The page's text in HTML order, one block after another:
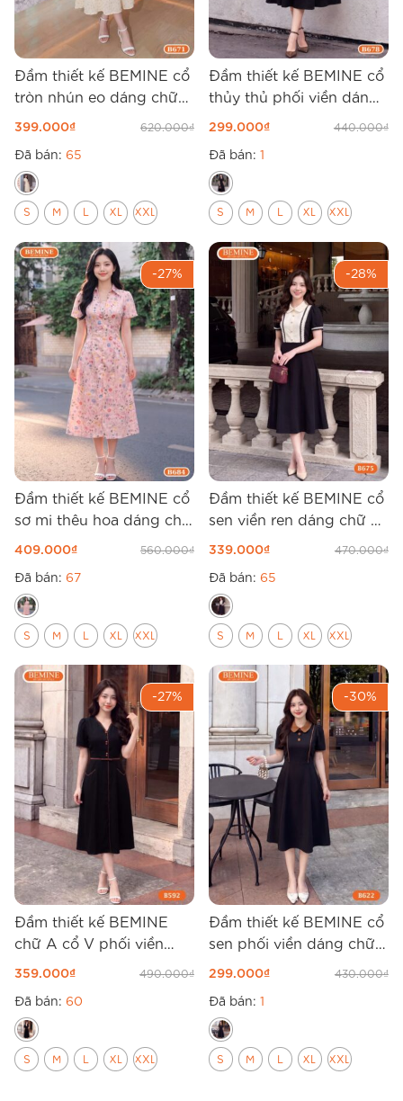
Đầm thiết kế BEMINE cổ
tròn nhún eo dáng chữ
A B671
399.000₫ 620.000₫
Đã bán: 65
S M L XL XXL
Đầm thiết kế BEMINE cổ
thủy thủ phối viền dáng
chữ A B678
299.000₫ 440.000₫
Đã bán: 1
S M L XL XXL
-27%
Đầm thiết kế BEMINE cổ
sơ mi thêu hoa dáng chữ
A B684
409.000₫ 560.000₫
Đã bán: 67
S M L XL XXL
-28%
Đầm thiết kế BEMINE cổ
sen viền ren dáng chữ A
B675
339.000₫ 470.000₫
Đã bán: 65
S M L XL XXL
-27%
Đầm thiết kế BEMINE
chữ A cổ V phối viền
B592
359.000₫ 490.000₫
Đã bán: 60
S M L XL XXL
-30%
Đầm thiết kế BEMINE cổ
sen phối viền dáng chữ
A B622
299.000₫ 430.000₫
Đã bán: 1
S M L XL XXL